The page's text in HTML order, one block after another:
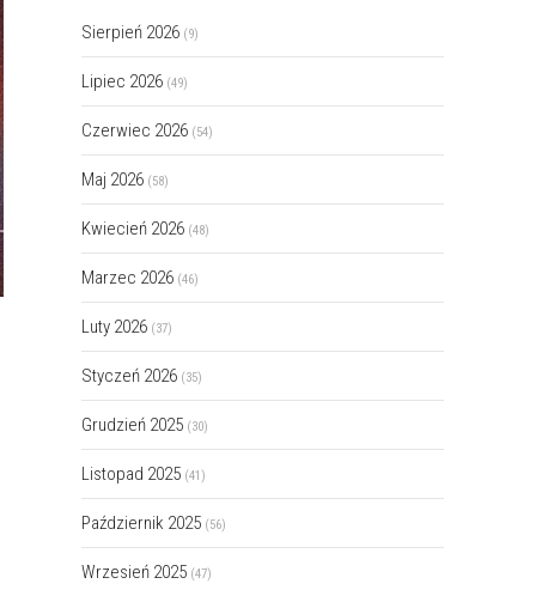
Sierpień 2026 (9)
Lipiec 2026 (49)
Czerwiec 2026 (54)
Maj 2026 (58)
Kwiecień 2026 (48)
Marzec 2026 (46)
Luty 2026 (37)
Styczeń 2026 (35)
Grudzień 2025 (30)
Listopad 2025 (41)
Październik 2025 (56)
Wrzesień 2025 (47)